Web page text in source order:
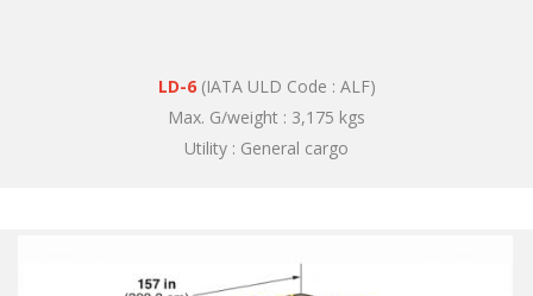
LD-6 (IATA ULD Code : ALF)
Max. G/weight : 3,175 kgs
Utility : General cargo